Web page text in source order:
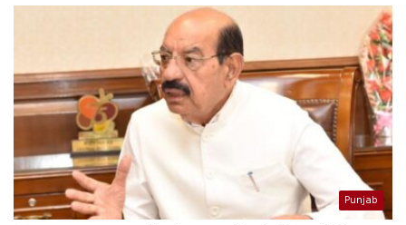
Punjab